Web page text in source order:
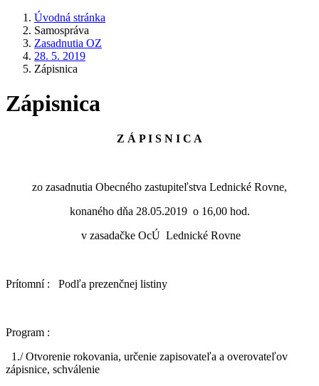
Úvodná stránka
Samospráva
Zasadnutia OZ
28. 5. 2019
Zápisnica
Zápisnica
Z Á P I S N I C A
zo zasadnutia Obecného zastupiteľstva Lednické Rovne,
konaného dňa 28.05.2019 o 16,00 hod.
v zasadačke OcÚ Lednické Rovne
Prítomní : Podľa prezenčnej listiny
Program :
1./ Otvorenie rokovania, určenie zapisovateľa a overovateľov
zápisnice, schválenie